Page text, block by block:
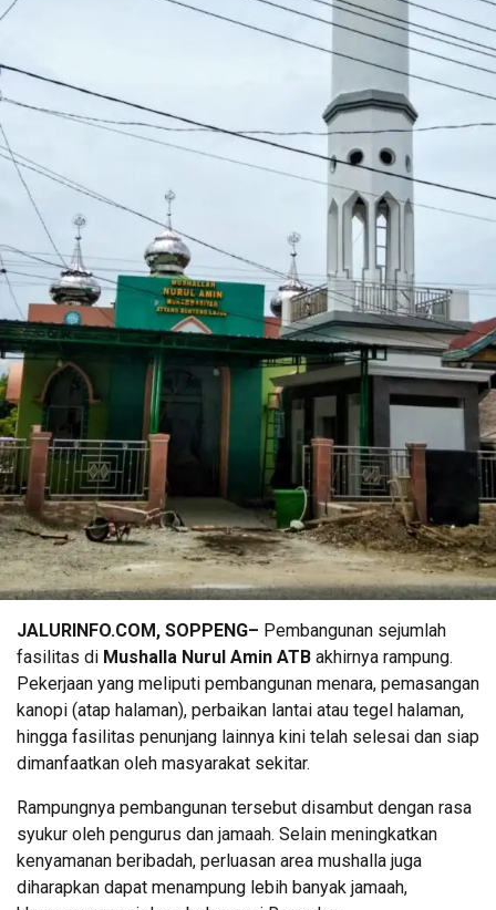
JALURINFO.COM, SOPPENG– Pembangunan sejumlah
fasilitas di Mushalla Nurul Amin ATB akhirnya rampung.
Pekerjaan yang meliputi pembangunan menara, pemasangan
kanopi (atap halaman), perbaikan lantai atau tegel halaman,
hingga fasilitas penunjang lainnya kini telah selesai dan siap
dimanfaatkan oleh masyarakat sekitar.
Rampungnya pembangunan tersebut disambut dengan rasa
syukur oleh pengurus dan jamaah. Selain meningkatkan
kenyamanan beribadah, perluasan area mushalla juga
diharapkan dapat menampung lebih banyak jamaah,